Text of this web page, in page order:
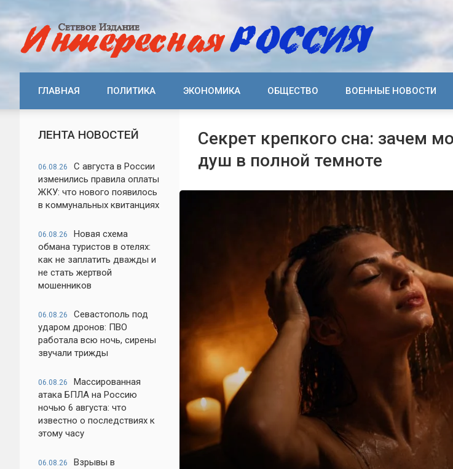
ГЛАВНАЯ ПОЛИТИКА ЭКОНОМИКА ОБЩЕСТВО ВОЕННЫЕ НОВОСТИ
ЛЕНТА НОВОСТЕЙ
06.08.26
С августа в России
изменились правила оплаты
ЖКУ: что нового появилось
в коммунальных квитанциях
06.08.26
Новая схема
обмана туристов в отелях:
как не заплатить дважды и
не стать жертвой
мошенников
06.08.26
Севастополь под
ударом дронов: ПВО
работала всю ночь, сирены
звучали трижды
06.08.26
Массированная
атака БПЛА на Россию
ночью 6 августа: что
известно о последствиях к
этому часу
06.08.26
Взрывы в
Секрет крепкого сна: зачем
душ в полной темноте